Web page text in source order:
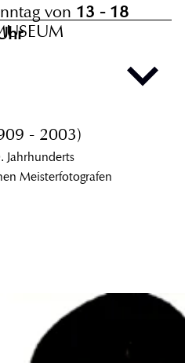
von 13 - 18
- 2003)
Jahrhunderts
Meisterfotografen